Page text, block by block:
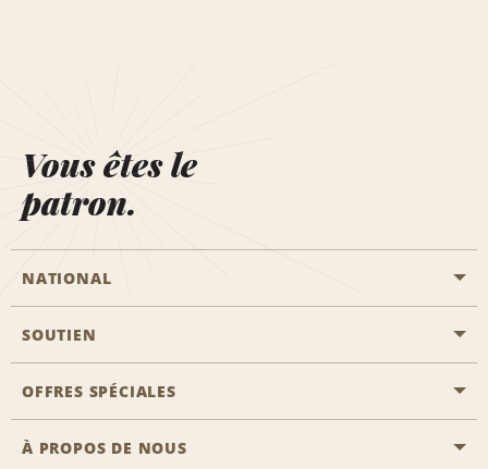
Vous êtes le
patron.
NATIONAL
Aviation générale
Emplacements Emerald Aisle
Agents de voyage
SOUTIEN
Clients ayant un handicap
Nous contacter
OFFRES SPÉCIALES
Toutes les offres
À PROPOS DE NOUS